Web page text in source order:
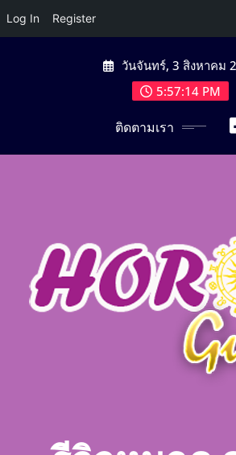
Log In Register
วันจันทร์, 3 สิงหาคม
5:57:16 PM
ติดตามเรา